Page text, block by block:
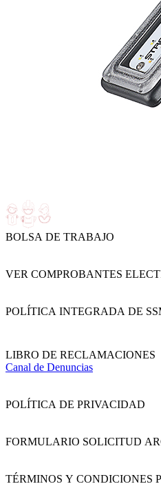
BOLSA DE TRABAJO
VER COMPROBANTES
POLÍTICA INTEGRADA DE
LIBRO DE RECLAMACIONES
Canal de Denuncias
POLÍTICA DE PRIVACIDAD
FORMULARIO SOLICITUD
TÉRMINOS Y CONDICIONES